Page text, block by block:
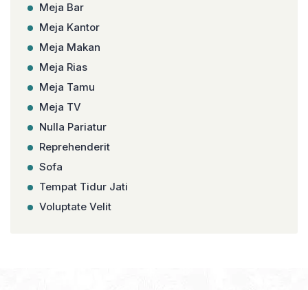
Meja Bar
Meja Kantor
Meja Makan
Meja Rias
Meja Tamu
Meja TV
Nulla Pariatur
Reprehenderit
Sofa
Tempat Tidur Jati
Voluptate Velit